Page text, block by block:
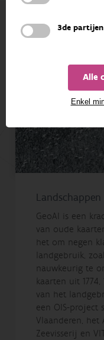
3de partijen
Alle
Enkel
NIEUWSBRIEF MAART
GeoAI is een
van oude
het om negen
landgebruik,
nauwkeurig te
kaarten uit
van het
een OIS-project
Vlaanderen, het
Zeevisserij en